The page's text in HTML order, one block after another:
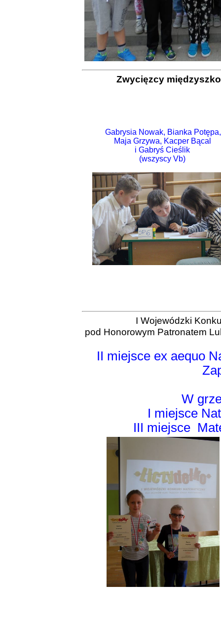
Zwycięzcy
Gabrysia Nowak, Bianka Potępa,
Maja Grzywa, Kacper Bącal
i Gabryś Cieślik
(wszyscy Vb)
I Wojewódzki
pod Honorowym Patronatem
II miejsce ex aequo
W
I miejsce
III miejsce